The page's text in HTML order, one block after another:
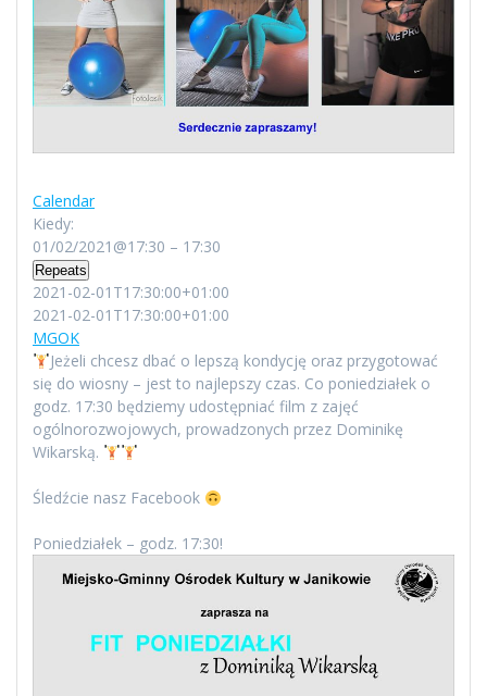
Calendar
Kiedy:
01/02/2021@17:30 – 17:30
Repeats
2021-02-01T17:30:00+01:00
2021-02-01T17:30:00+01:00
MGOK
Jeżeli chcesz dbać o lepszą kondycję oraz przygotować
się do wiosny – jest to najlepszy czas. Co poniedziałek o
godz. 17:30 będziemy udostępniać film z zajęć
ogólnorozwojowych, prowadzonych przez Dominikę
Wikarską.
Śledźcie nasz Facebook
Poniedziałek – godz. 17:30!